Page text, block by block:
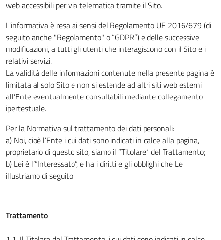
web accessibili per via telematica tramite il Sito.
L'informativa è resa ai sensi del Regolamento UE 2016/679 (di
seguito anche "Regolamento" o “GDPR”) e delle successive
modificazioni, a tutti gli utenti che interagiscono con il Sito e i
relativi servizi.
La validità delle informazioni contenute nella presente pagina è
limitata al solo Sito e non si estende ad altri siti web esterni
all’Ente eventualmente consultabili mediante collegamento
ipertestuale.
Per la Normativa sul trattamento dei dati personali:
a) Noi, cioè l’Ente i cui dati sono indicati in calce alla pagina,
proprietario di questo sito, siamo il “Titolare” del Trattamento;
b) Lei è l’”Interessato”, e ha i diritti e gli obblighi che Le
illustriamo di seguito.
Trattamento